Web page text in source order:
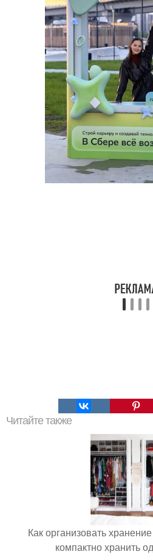
Читайте также
Как организовать
компактно хранить